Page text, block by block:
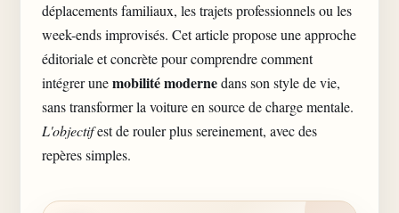
déplacements familiaux, les trajets professionnels ou les
week-ends improvisés. Cet article propose une approche
éditoriale et concrète pour comprendre comment
intégrer unemobilité modernedans son style de vie,
sans transformer la voiture en source de charge mentale.
L'objectifest de rouler plus sereinement, avec des
repères simples.